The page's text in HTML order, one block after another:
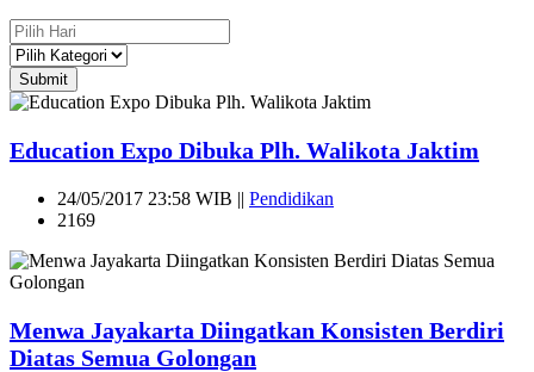
Submit
Education Expo Dibuka Plh. Walikota Jaktim
24/05/2017 23:58 WIB || Pendidikan
2169
Menwa Jayakarta Diingatkan Konsisten Berdiri
Diatas Semua Golongan